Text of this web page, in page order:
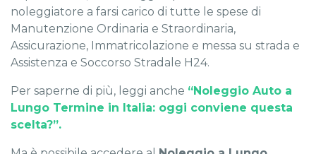
noleggiatore a farsi carico di tutte le spese di
Manutenzione Ordinaria e Straordinaria,
Assicurazione, Immatricolazione e messa su strada e
Assistenza e Soccorso Stradale H24.
Per saperne di più, leggi anche “Noleggio Auto a
Lungo Termine in Italia: oggi conviene questa
scelta?”.